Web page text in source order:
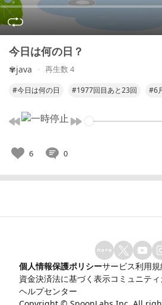
今日は何の日？
✾java 再生数 4
#今日は何の日 #1977回目あと23回 #6
6 0
個人情報保護ポリシーサービス利用規
資金決済法に基づく表示コミュニテ
ヘルプセンター